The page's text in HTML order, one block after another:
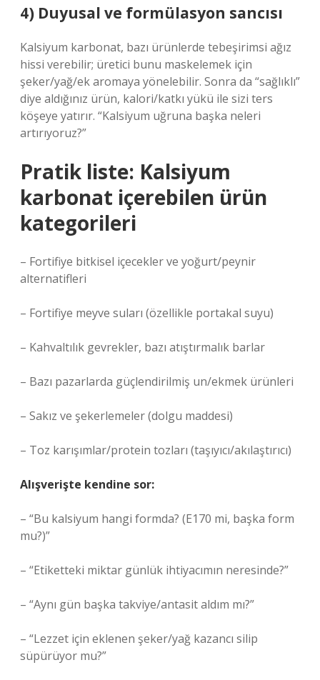
4) Duyusal ve formülasyon sancısı
Kalsiyum karbonat, bazı ürünlerde tebeşirimsi ağız
hissi verebilir; üretici bunu maskelemek için
şeker/yağ/ek aromaya yönelebilir. Sonra da “sağlıklı”
diye aldığınız ürün, kalori/katkı yükü ile sizi ters
köşeye yatırır. “Kalsiyum uğruna başka neleri
artırıyoruz?”
Pratik liste: Kalsiyum
karbonat içerebilen ürün
kategorileri
– Fortifiye bitkisel içecekler ve yoğurt/peynir
alternatifleri
– Fortifiye meyve suları (özellikle portakal suyu)
– Kahvaltılık gevrekler, bazı atıştırmalık barlar
– Bazı pazarlarda güçlendirilmiş un/ekmek ürünleri
– Sakız ve şekerlemeler (dolgu maddesi)
– Toz karışımlar/protein tozları (taşıyıcı/akılaştırıcı)
Alışverişte kendine sor:
– “Bu kalsiyum hangi formda? (E170 mi, başka form
mu?)”
– “Etiketteki miktar günlük ihtiyacımın neresinde?”
– “Aynı gün başka takviye/antasit aldım mı?”
– “Lezzet için eklenen şeker/yağ kazancı silip
süpürüyor mu?”